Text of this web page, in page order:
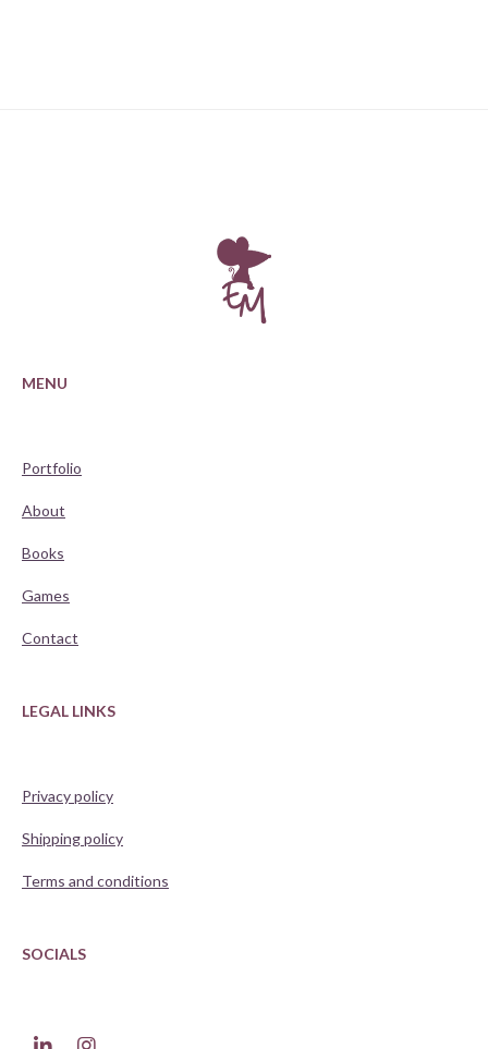
MENU
Portfolio
About
Books
Games
Contact
LEGAL LINKS
Privacy policy
Shipping policy
Terms and conditions
SOCIALS